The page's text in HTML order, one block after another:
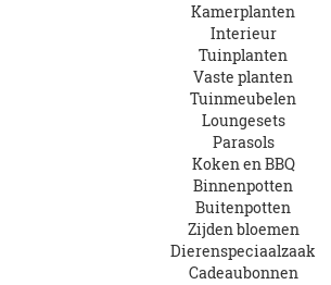
Kamerplanten
Interieur
Tuinplanten
Vaste planten
Tuinmeubelen
Loungesets
Parasols
Koken en BBQ
Binnenpotten
Buitenpotten
Zijden bloemen
Dierenspeciaalzaak
Cadeaubonnen